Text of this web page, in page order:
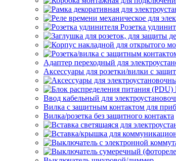
Розетка
Адаптер переходный для
Аксессуары для розетки/вилки с
Ввод кабельный для
Вилка с защитным контактом для
Вилка/розетка без защитного контакта